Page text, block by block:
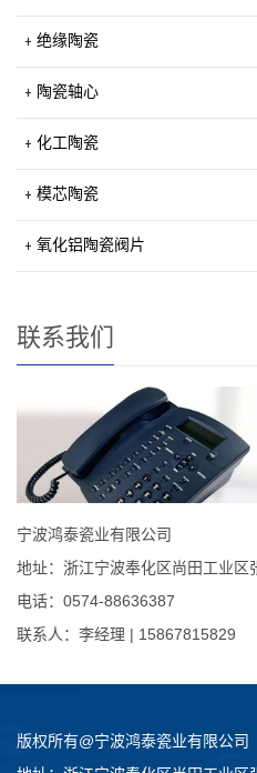
绝缘陶瓷
陶瓷轴心
化工陶瓷
模芯陶瓷
氧化铝陶瓷阀片
联系我们
宁波鸿泰瓷业有限公司
地址：浙江宁波奉化区尚田工业区
电话：0574-88636387
联系人：李经理 | 15867815829
版权所有@宁波鸿泰瓷业有限公司